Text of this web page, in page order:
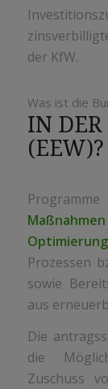
der KfW.
Was ist die
IN
(EEW)?
Maßnahmen
Optimierung
Prozessen
sowie
aus
Die
die
Zuschuss